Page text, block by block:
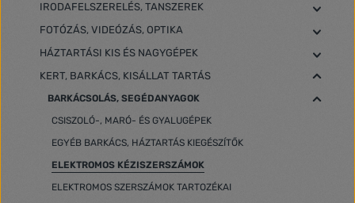
IRODAFELSZERELÉS, TANSZEREK
FOTÓZÁS, VIDEÓZÁS, OPTIKA
HÁZTARTÁSI KIS ÉS NAGYGÉPEK
KERT, BARKÁCS, KISÁLLAT TARTÁS
BARKÁCSOLÁS, SEGÉDANYAGOK
CSISZOLÓ-, MARÓ- ÉS GYALUGÉPEK
EGYÉB BARKÁCS, HÁZTARTÁS KIEGÉSZÍTŐK
ELEKTROMOS KÉZISZERSZÁMOK
ELEKTROMOS SZERSZÁMOK TARTOZÉKAI